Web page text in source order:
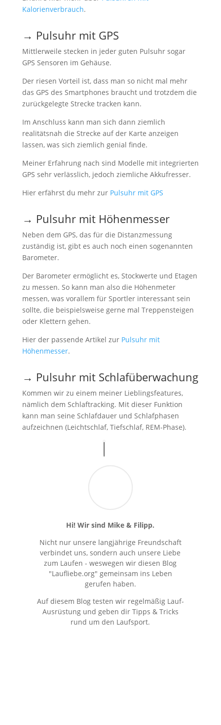
Kalorienverbrauch.
→ Pulsuhr mit GPS
Mittlerweile stecken in jeder guten Pulsuhr sogar
GPS Sensoren im Gehäuse.
Der riesen Vorteil ist, dass man so nicht mal mehr
das GPS des Smartphones braucht und trotzdem die
zurückgelegte Strecke tracken kann.
Im Anschluss kann man sich dann ziemlich
realitätsnah die Strecke auf der Karte anzeigen
lassen, was sich ziemlich genial finde.
Meiner Erfahrung nach sind Modelle mit integrierten
GPS sehr verlässlich, jedoch ziemliche Akkufresser.
Hier erfährst du mehr zur Pulsuhr mit GPS
→ Pulsuhr mit Höhenmesser
Neben dem GPS, das für die Distanzmessung
zuständig ist, gibt es auch noch einen sogenannten
Barometer.
Der Barometer ermöglicht es, Stockwerte und Etagen
zu messen. So kann man also die Höhenmeter
messen, was vorallem für Sportler interessant sein
sollte, die beispielsweise gerne mal Treppensteigen
oder Klettern gehen.
Hier der passende Artikel zur Pulsuhr mit
Höhenmesser.
→ Pulsuhr mit Schlafüberwachung
Kommen wir zu einem meiner Lieblingsfeatures,
nämlich dem Schlaftracking. Mit dieser Funktion
kann man seine Schlafdauer und Schlafphasen
aufzeichnen (Leichtschlaf, Tiefschlaf, REM-Phase).
Hi! Wir sind Mike & Filipp.
Nicht nur unsere langjährige Freundschaft
verbindet uns, sondern auch unsere Liebe
zum Laufen - weswegen wir diesen Blog
"Laufliebe.org" gemeinsam ins Leben
gerufen haben.
Auf diesem Blog testen wir regelmäßig Lauf-
Ausrüstung und geben dir Tipps & Tricks
rund um den Laufsport.